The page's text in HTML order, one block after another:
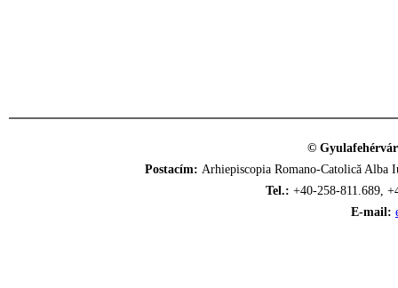
©
Postacím: Arhiepiscopia Romano-Catolică
Tel.: +40-258-811.689,
E-mail: